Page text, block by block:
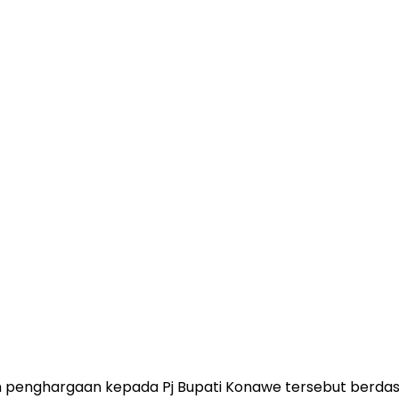
penghargaan kepada Pj Bupati Konawe tersebut